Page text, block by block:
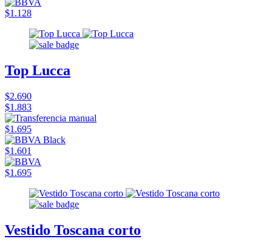
$1.128
Top Lucca
$2.690
$1.883
$1.695
$1.601
$1.695
Vestido Toscana corto